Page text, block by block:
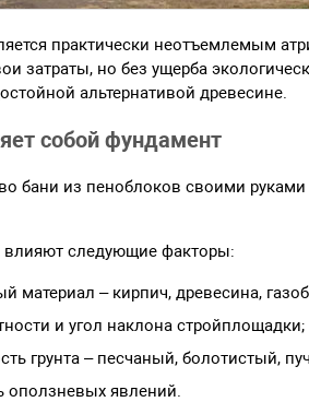
практически неотъемлемым
затраты, но без ущерба
альтернативой древесине.
собой фундамент
бани из пеноблоков своими
влияют следующие факторы:
материал – кирпич, древесина,
и угол наклона стройплощадки;
грунта – песчаный, болотистый,
оползневых явлений.